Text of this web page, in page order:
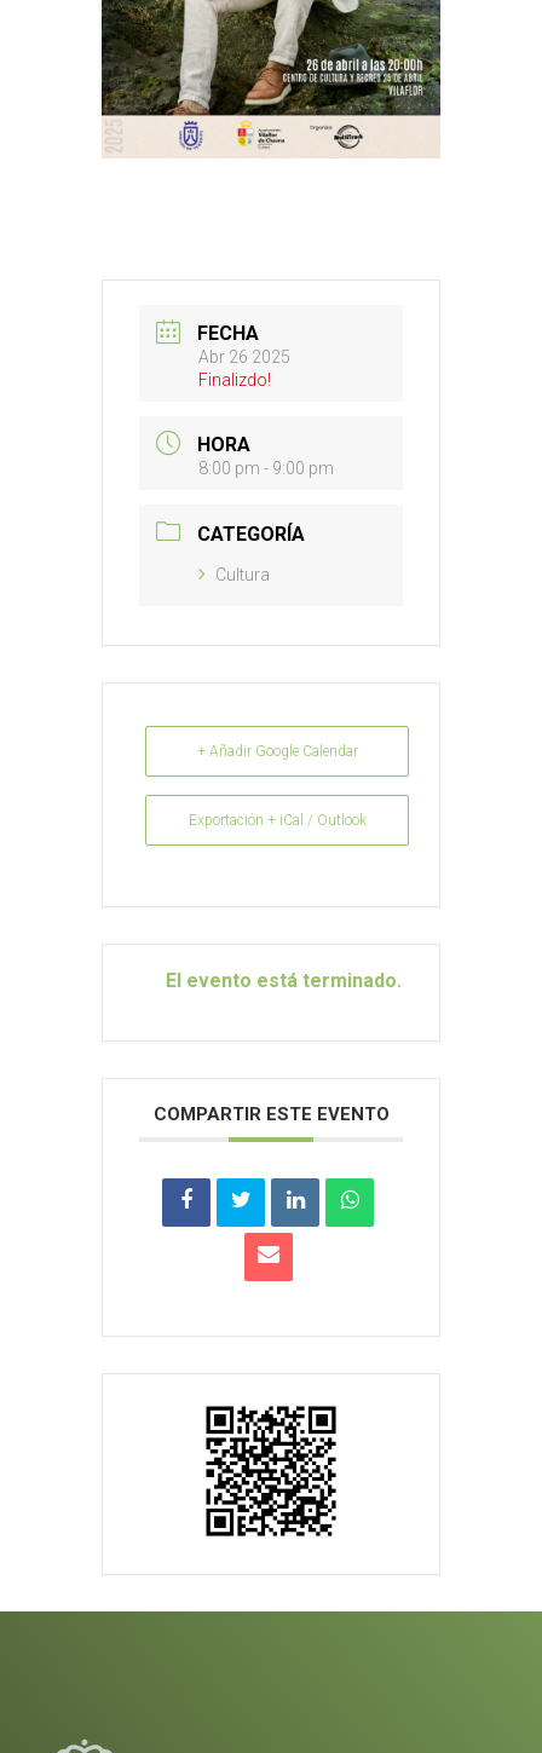
FECHA
Abr 26 2025
Finalizdo!
HORA
8:00 pm - 9:00 pm
CATEGORÍA
Cultura
+ Añadir Google Calendar
Exportación + iCal / Outlook
El evento está terminado.
COMPARTIR ESTE EVENTO